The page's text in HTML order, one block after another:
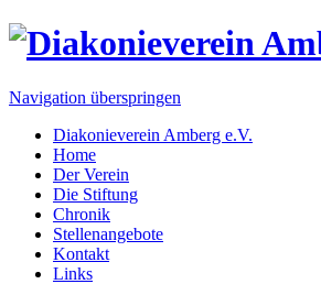
Navigation überspringen
Diakonieverein Amberg e.V.
Home
Der Verein
Die Stiftung
Chronik
Stellenangebote
Kontakt
Links